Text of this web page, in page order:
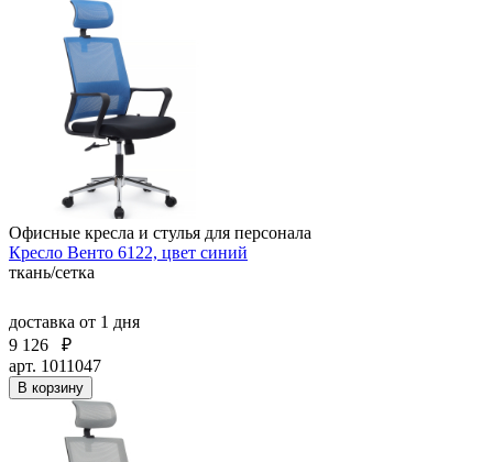
Офисные кресла и стулья для персонала
Кресло Венто 6122, цвет синий
ткань/сетка
доставка от 1 дня
9 126
₽
арт. 1011047
В корзину